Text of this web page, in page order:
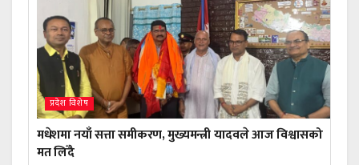
प्रदेश विशेष
मधेशमा नयाँ सत्ता समीकरण, मुख्यमन्त्री यादवले आज विश्वासको
मत लिँदै